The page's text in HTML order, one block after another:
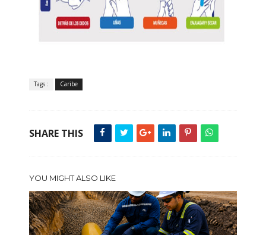
Tags : Caribe
SHARE THIS
YOU MIGHT ALSO LIKE